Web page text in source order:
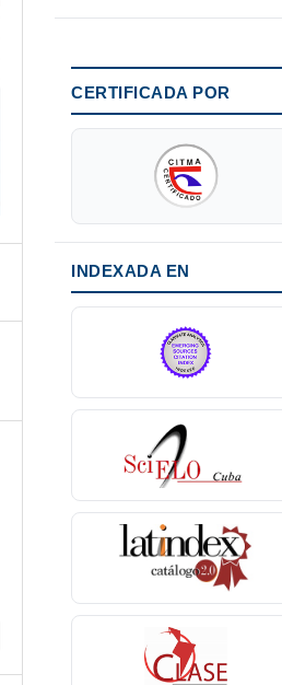
CERTIFICADA POR
INDEXADA EN